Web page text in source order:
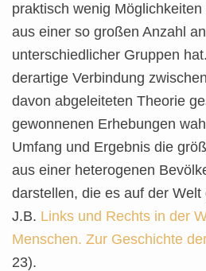
praktisch wenig
aus einer so großen Anzahl
unterschiedlicher Gruppen
derartige Verbindung
davon abgeleiteten Theorie
gewonnenen Erhebungen
Umfang und Ergebnis die
aus einer heterogenen
darstellen, die es auf der Welt
J.B. Links und Rechts in der
Menschen. Zur Geschichte
23).